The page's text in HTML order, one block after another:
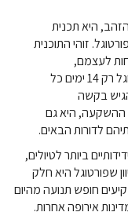
היא תכנית
זוהי התוכנית
לעצמם,
ולמשפחותיהם, ללא רילוקיישן: יש לבלות בפורטוגל רק 14 ימים כל
בקשה
ההשקעה, היא גם
לדורות הבאים.
ביותר לטיולים,
מ -170 מדינות. מכיוון שפורטוגל היא חלק
חופש תנועה מהיום